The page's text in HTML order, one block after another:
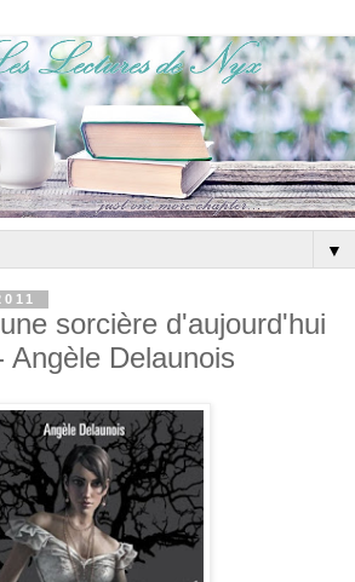
▼
sorcière d'aujourd'hui
Angèle Delaunois